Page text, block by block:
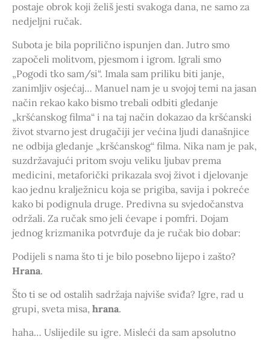
postaje obrok koji želiš jesti svakoga dana, ne samo za
nedjeljni ručak.
Subota je bila poprilično ispunjen dan. Jutro smo
započeli molitvom, pjesmom i igrom. Igrali smo
„Pogodi tko sam/si“. Imala sam priliku biti janje,
zanimljiv osjećaj… Manuel nam je u svojoj temi na jasan
način rekao kako bismo trebali odbiti gledanje
„kršćanskog filma“ i na taj način dokazao da kršćanski
život stvarno jest drugačiji jer većina ljudi današnjice
ne odbija gledanje „kršćanskog“ filma. Nika nam je pak,
suzdržavajući pritom svoju veliku ljubav prema
medicini, metaforički prikazala svoj život i djelovanje
kao jednu kralježnicu koja se prigiba, savija i pokreće
kako bi podignula druge. Predivna su svjedočanstva
održali. Za ručak smo jeli ćevape i pomfri. Dojam
jednog krizmanika potvrđuje da je ručak bio dobar:
Podijeli s nama što ti je bilo posebno lijepo i zašto?
Hrana.
Što ti se od ostalih sadržaja najviše sviđa? Igre, rad u
grupi, sveta misa, hrana.
haha… Uslijedile su igre. Misleći da sam apsolutno